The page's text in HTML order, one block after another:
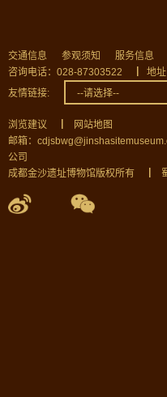
交通信息 参观须知 服务信息
咨询电话：028-87303522
地
友情链接:
浏览建议
网站地图
邮箱：
公司
成都金沙遗址博物馆版权所有